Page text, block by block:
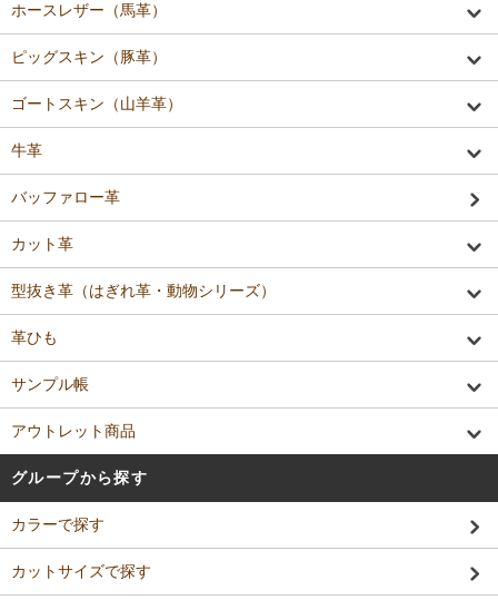
ホースレザー（馬革）
ピッグスキン（豚革）
ゴートスキン（山羊革）
牛革
バッファロー革
カット革
型抜き革（はぎれ革・動物シリーズ）
革ひも
サンプル帳
アウトレット商品
グループから探す
カラーで探す
カットサイズで探す